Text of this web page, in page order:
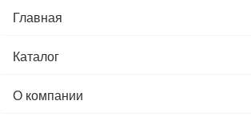
Главная
Каталог
О компании